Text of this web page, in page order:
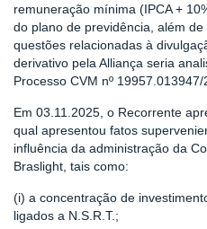
remuneração mínima (IPCA +
do plano de previdência, além
questões relacionadas à
derivativo pela Alliança seria
Processo CVM nº 19957.013947/
Em 03.11.2025, o Recorrente
qual apresentou fatos
influência da administração da
Braslight, tais como:
(i) a concentração de
ligados a N.S.R.T.;